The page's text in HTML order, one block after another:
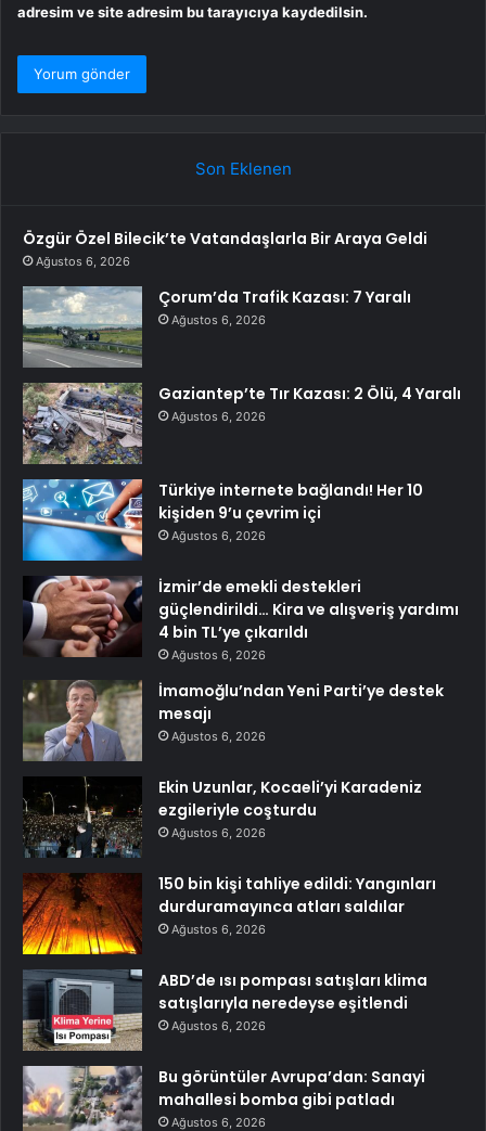
adresim ve site adresim bu tarayıcıya kaydedilsin.
Son Eklenen
Özgür Özel Bilecik’te Vatandaşlarla Bir Araya Geldi
Ağustos 6, 2026
Çorum’da Trafik Kazası: 7 Yaralı
Ağustos 6, 2026
Gaziantep’te Tır Kazası: 2 Ölü, 4 Yaralı
Ağustos 6, 2026
Türkiye internete bağlandı! Her 10
kişiden 9’u çevrim içi
Ağustos 6, 2026
İzmir’de emekli destekleri
güçlendirildi… Kira ve alışveriş yardımı
4 bin TL’ye çıkarıldı
Ağustos 6, 2026
İmamoğlu’ndan Yeni Parti’ye destek
mesajı
Ağustos 6, 2026
Ekin Uzunlar, Kocaeli’yi Karadeniz
ezgileriyle coşturdu
Ağustos 6, 2026
150 bin kişi tahliye edildi: Yangınları
durduramayınca atları saldılar
Ağustos 6, 2026
ABD’de ısı pompası satışları klima
satışlarıyla neredeyse eşitlendi
Ağustos 6, 2026
Bu görüntüler Avrupa’dan: Sanayi
mahallesi bomba gibi patladı
Ağustos 6, 2026